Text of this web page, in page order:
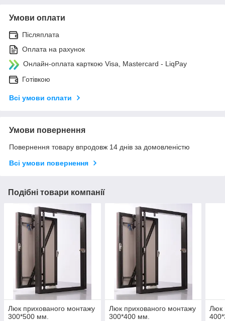
Умови оплати
Післяплата
Оплата на рахунок
Онлайн-оплата карткою Visa, Mastercard - LiqPay
Готівкою
Всі умови оплати
Умови повернення
Повернення товару впродовж 14 днів за домовленістю
Всі умови повернення
Подібні товари компанії
Люк прихованого монтажу
300*500 мм.
Люк прихованого монтажу
300*400 мм.
Люк